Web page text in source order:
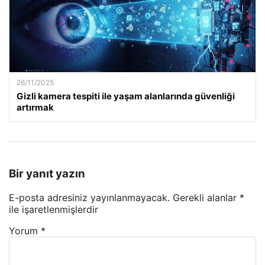
26/11/2025
Gizli kamera tespiti ile yaşam alanlarında güvenliği
artırmak
Bir yanıt yazın
E-posta adresiniz yayınlanmayacak. Gerekli alanlar *
ile işaretlenmişlerdir
Yorum *